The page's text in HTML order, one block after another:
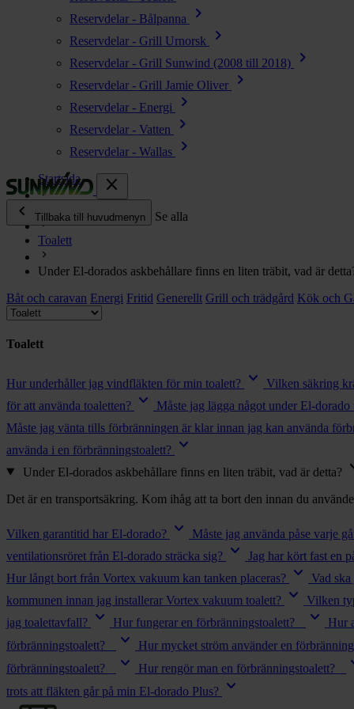
Reservdelar - Bålpanna chevron_right
Reservdelar - Grill Urnorsk chevron_right
Reservdelar - Grill Sunwind (2008 till 2018) chevron_right
Reservdelar - Grill Jamie Oliver chevron_right
Reservdelar - Energi chevron_right
Reservdelar - Vatten chevron_right
Reservdelar - Wallas
chevron_right
close
chevron_left
Tillbaka till huvudmenyn Se alla
Energi
chevron_right
Värme chevron_right
Grill & Fritid chevron_right
Lacanche
Reservdelar chevron_right
Startsida
Toalett
Under El-dorados askbehållare finns en liten träbit, vad är
Båt och caravan Energi Fritid Generellt Grill och trädgård Kök och
Toalett
Hur underhåller jag vindfläkten för min toalett? keyboard_arrow_down Vilken säkring
för att använda toaletten? keyboard_arrow_down Måste jag lägga något under El-
Måste jag vänta tills förbränningen är klar innan jag kan använda
använda i en förbränningstoalett? keyboard_arrow_down
Under El-dorados askbehållare finns en liten träbit, vad är detta?
Det är en transportsäkring. Kom ihåg att ta bort den innan du
Vilken garantitid har El-dorado? keyboard_arrow_down Måste jag använda påse varje
ventilationsröret från El-dorado sträcka sig? keyboard_arrow_down Jag har kört fast en
Hur långt bort från Vortex vakuum kan tanken placeras? keyboard_arrow_down Vad
kommunen innan jag installerar Vortex vakuum toalett? keyboard_arrow_down Vilken
jag toalettavfall? keyboard_arrow_down Hur fungerar en förbränningstoalett? keyboard_arrow_down Hur
förbränningstoalett?
keyboard_arrow_down Hur mycket ström använder en
förbränningstoalett?
keyboard_arrow_down Hur rengör man en förbränningstoalett?
trots att fläkten går på min El-dorado Plus? keyboard_arrow_down